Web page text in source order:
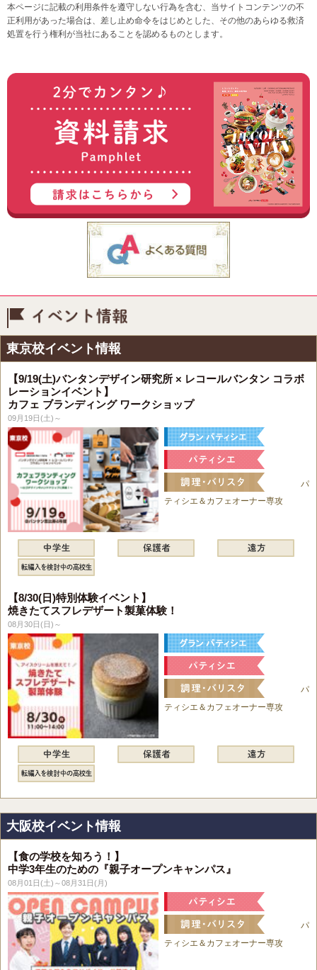
本ページに記載の利用条件を遵守しない行為を含む、当サイトコンテンツの不
正利用があった場合は、差し止め命令をはじめとした、その他のあらゆる救済
処置を行う権利が当社にあることを認めるものとします。
東京校イベント情報
【9/19(土)バンタンデザイン研究所 × レコールバンタン コラボ
レーションイベント】
カフェ ブランディング ワークショップ
09月19日(土)～
パ
ティシエ＆カフェオーナー専攻
【8/30(日)特別体験イベント】
焼きたてスフレデザート製菓体験！
08月30日(日)～
パ
ティシエ＆カフェオーナー専攻
大阪校イベント情報
【食の学校を知ろう！】
中学3年生のための『親子オープンキャンパス』
08月01日(土)～08月31日(月)
パ
ティシエ＆カフェオーナー専攻